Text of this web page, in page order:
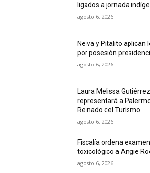
ligados a jornada
agosto 6, 2026
Neiva y Pitalito aplican
por posesión
agosto 6, 2026
Laura Melissa Gutiérrez
representará a
Reinado del Turismo
agosto 6, 2026
Fiscalía ordena examen
toxicológico a Angie
agosto 6, 2026